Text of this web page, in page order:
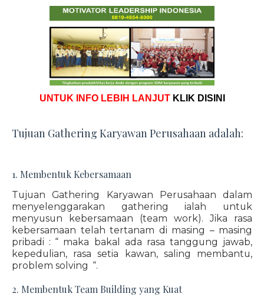
UNTUK INFO LEBIH LANJUT KLIK DISINI
Tujuan Gathering Karyawan Perusahaan adalah:
1. Membentuk Kebersamaan
Tujuan Gathering Karyawan Perusahaan dalam
menyelenggarakan gathering ialah untuk
menyusun kebersamaan (team work). Jika rasa
kebersamaan telah tertanam di masing – masing
pribadi : “ maka bakal ada rasa tanggung jawab,
kepedulian, rasa setia kawan, saling membantu,
problem solving “.
2. Membentuk Team Building yang Kuat